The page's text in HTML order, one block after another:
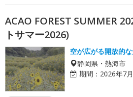
ACAO FOREST SUMMER
トサマー2026)
空が広がる開放的
静岡県・熱海市
期間： 2026年7